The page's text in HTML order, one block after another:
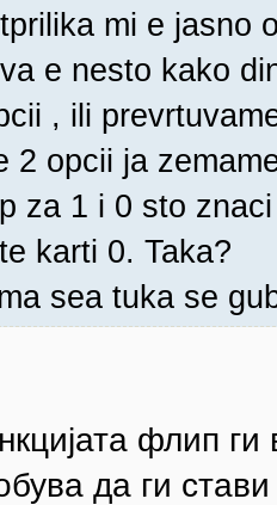
mi e jasno
e nesto kako
, ili
2 opcii ja
za 1 i 0 sto
karti 0. Taka?
sea tuka se
флип
да ги